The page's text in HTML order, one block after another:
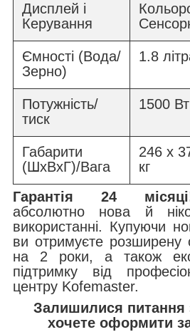
Дисплей і
Керування
Ємності (Вода/
Зерно)
1.8
Потужність/
тиск
1500
Габарити
(ШхВхГ)/Вага
246 x
кг
Гарантія 24
абсолютно нова й
використанні. Купуючи
ви отримуєте розширену
на 2 роки, а також
підтримку від
центру Kofemaster.
Залишилися питання
хочете оформити